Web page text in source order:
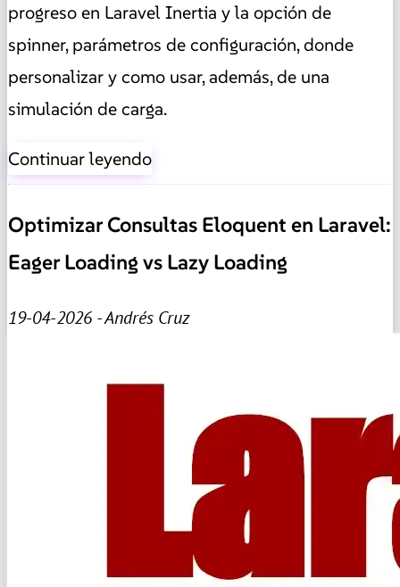
progreso en Laravel Inertia y la opción de
spinner, parámetros de configuración, donde
personalizar y como usar, además, de una
simulación de carga.
Continuar leyendo
Optimizar Consultas Eloquent en Laravel:
Eager Loading vs Lazy Loading
19-04-2026 - Andrés Cruz